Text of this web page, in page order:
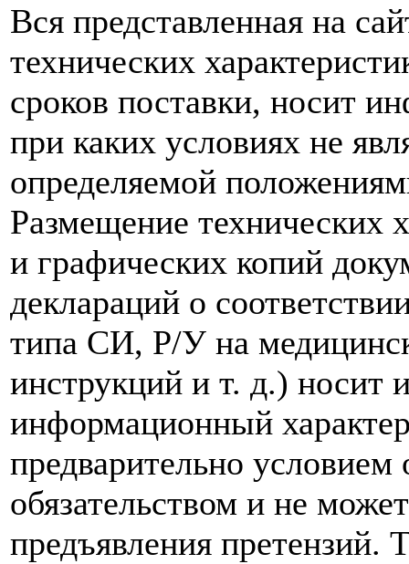
Вся представленная на
технических
сроков поставки, носит
при каких условиях не
определяемой
Размещение технических
и графических копий
деклараций о
типа СИ, Р/У на
инструкций и т. д.) носит
информационный
предварительно условием
обязательством и не
предъявления претензий.